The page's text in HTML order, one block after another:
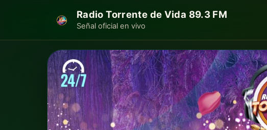
Radio Torrente de Vida 89.3 FM
Señal oficial en vivo